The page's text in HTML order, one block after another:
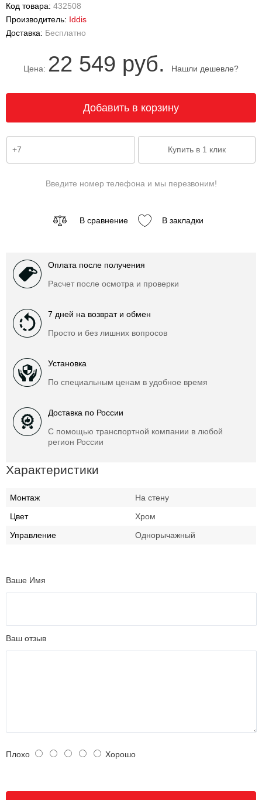
Код товара: 432508
Производитель: Iddis
Доставка: Бесплатно
Цена: 22 549 руб. Нашли дешевле?
Введите номер телефона и мы перезвоним!
В сравнение В закладки
Оплата после получения
Расчет после осмотра и проверки
7 дней на возврат и обмен
Просто и без лишних вопросов
Установка
По специальным ценам в удобное время
Доставка по России
С помощью транспортной компании в любой
регион России
Характеристики
Монтаж
На стену
Цвет
Хром
Управление
Однорычажный
Ваше Имя
Ваш отзыв
Плохо Хорошо